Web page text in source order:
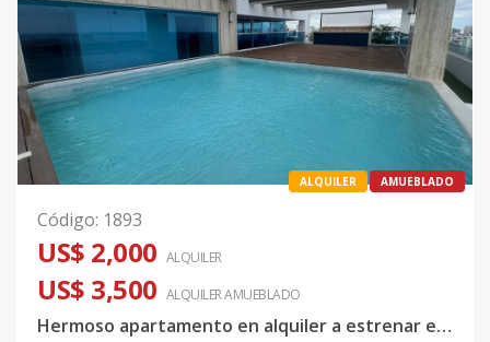
ALQUILER AMUEBLADO
Código: 1893
US$ 2,000 ALQUILER
US$ 3,500 ALQUILERAMUEBLADO
Hermoso apartamento en alquiler a estrenar en Bella Vista 📍✨